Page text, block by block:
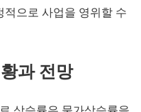
으로 사업을 영위할 수
과 전망